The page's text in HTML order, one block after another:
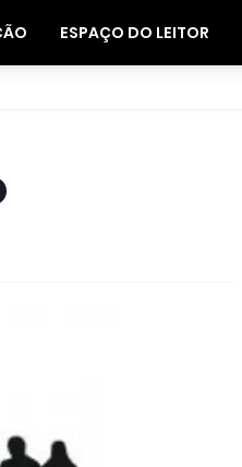
ESPAÇO DO LEITOR